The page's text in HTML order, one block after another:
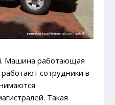
Машина работающая
сотрудники в
Такая